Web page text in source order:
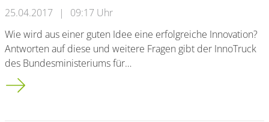
25.04.2017 |
09:17 Uhr
Wie wird aus einer guten Idee eine erfolgreiche Innovation?
Antworten auf diese und weitere Fragen gibt der InnoTruck
des Bundesministeriums für…
Forschungsprojekt der Bergischen Universität